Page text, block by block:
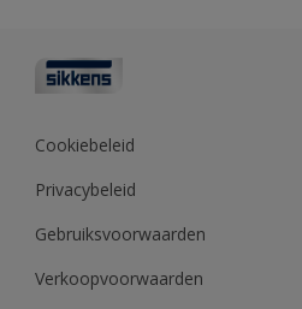
Polyfilla Pro
Sikkens Center
Kleurcollecties
Kennisbank
Cookiebeleid
Privacybeleid
Gebruiksvoorwaarden
Verkoopvoorwaarden